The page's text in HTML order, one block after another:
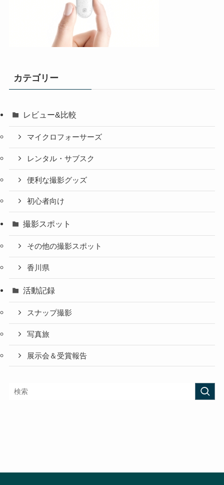
カテゴリー
レビュー&比較
マイクロフォーサーズ
レンタル・サブスク
便利な撮影グッズ
初心者向け
撮影スポット
その他の撮影スポット
香川県
活動記録
スナップ撮影
写真旅
展示会＆受賞報告